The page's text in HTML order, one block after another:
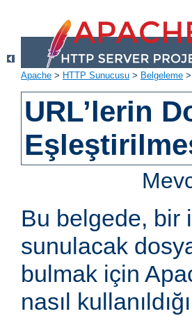
Apache > HTTP Sunucusu > Belgeleme >
URL’lerin
Bu belgede, bir
sunulacak
bulmak için
nasıl